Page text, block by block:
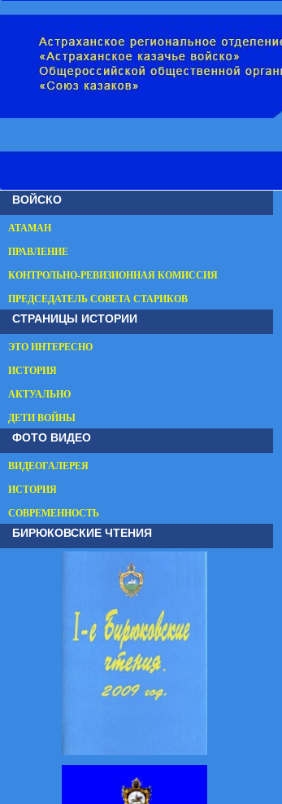
ВОЙСКО
АТАМАН
ПРАВЛЕНИЕ
КОНТРОЛЬНО-РЕВИЗИОННАЯ КОМИССИЯ
ПРЕДСЕДАТЕЛЬ СОВЕТА СТАРИКОВ
СТРАНИЦЫ ИСТОРИИ
ЭТО ИНТЕРЕСНО
ИСТОРИЯ
АКТУАЛЬНО
ДЕТИ ВОЙНЫ
ФОТО ВИДЕО
ВИДЕОГАЛЕРЕЯ
ИСТОРИЯ
СОВРЕМЕННОСТЬ
БИРЮКОВСКИЕ ЧТЕНИЯ